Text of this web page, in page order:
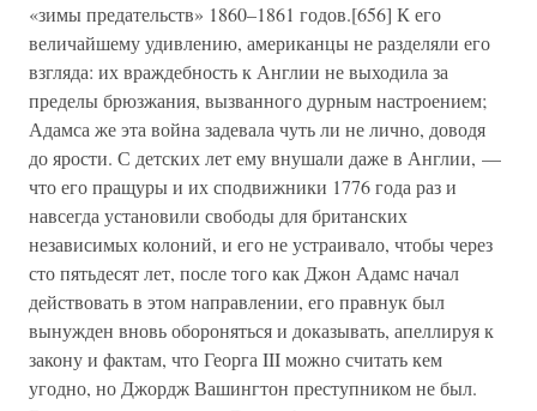
«зимы предательств» 1860–1861 годов.[656] К его
величайшему удивлению, американцы не разделяли его
взгляда: их враждебность к Англии не выходила за
пределы брюзжания, вызванного дурным настроением;
Адамса же эта война задевала чуть ли не лично, доводя
до ярости. С детских лет ему внушали даже в Англии, —
что его пращуры и их сподвижники 1776 года раз и
навсегда установили свободы для британских
независимых колоний, и его не устраивало, чтобы через
сто пятьдесят лет, после того как Джон Адамс начал
действовать в этом направлении, его правнук был
вынужден вновь обороняться и доказывать, апеллируя к
закону и фактам, что Георга III можно считать кем
угодно, но Джордж Вашингтон преступником не был.